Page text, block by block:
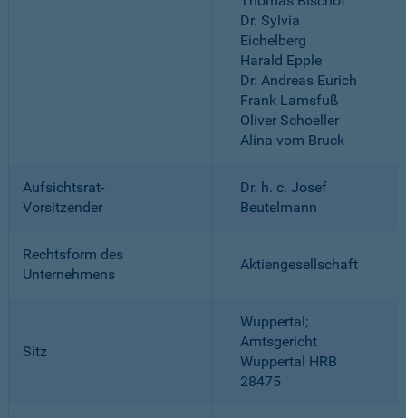
Dr. Sylvia
Eichelberg
Harald Epple
Dr. Andreas Eurich
Frank Lamsfuß
Oliver Schoeller
Alina vom Bruck
Aufsichtsrat-
Vorsitzender
Dr. h. c. Josef
Beutelmann
Rechtsform des
Unternehmens
Aktiengesellschaft
Sitz
Wuppertal;
Amtsgericht
Wuppertal HRB
28475